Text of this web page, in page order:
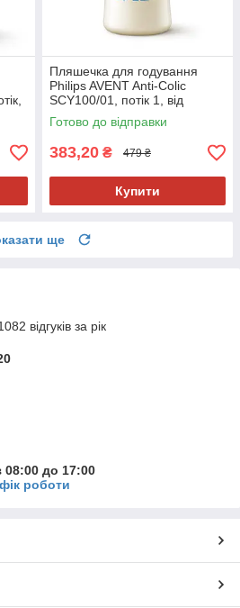
Пляшечка для годування
Philips AVENT Anti-Colic
SCY100/01, потік 1, від
народження, 125 мл, 1 шт
Готово до відправки
383,20 ₴ 479 ₴
Купити
ще
відгуків за рік
08:00 до 17:00
роботи